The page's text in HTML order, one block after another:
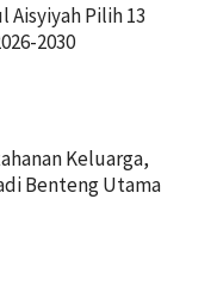
Pilih 13
2030
Keluarga,
Benteng Utama